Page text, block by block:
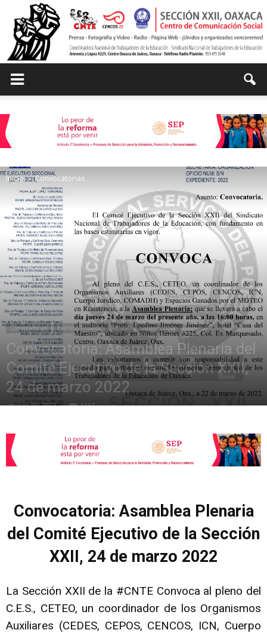
de
Comunicación
Social
de
la
XXII
Inicio Convocatorias
Convocatorias Eventos Próximos Inicio Últimas notas
Convocatoria: Asamblea Plenaria del
Comité Ejecutivo de la Sección XXII,
24 de marzo 2022
marzo 22, 2022 1367
Convocatoria: Asamblea Plenaria
del Comité Ejecutivo de la Sección
XXII, 24 de marzo 2022
La Sección XXII de la #CNTE Convoca al pleno del
C.E.S., CETEO, un coordinador de los Organismos
Auxiliares (CEDES, CEPOS, CENCOS, ICN, Cuerpo